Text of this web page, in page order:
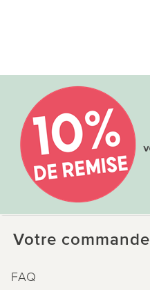
Votre commande
FAQ